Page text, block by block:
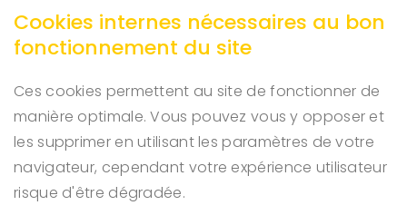
Cookies internes nécessaires au bon
fonctionnement du site
Ces cookies permettent au site de fonctionner de
manière optimale. Vous pouvez vous y opposer et
les supprimer en utilisant les paramètres de votre
navigateur, cependant votre expérience utilisateur
risque d'être dégradée.